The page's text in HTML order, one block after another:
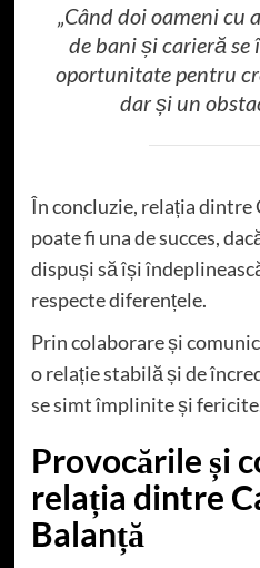
„Când doi oameni
de bani și carieră se
oportunitate pentru
dar și un
În concluzie, relația dintre
poate fi una de succes,
dispuși să își
respecte diferențele.
Prin colaborare și
o relație stabilă și de
se simt împlinite și
Provocările și
relația dintre
Balanță